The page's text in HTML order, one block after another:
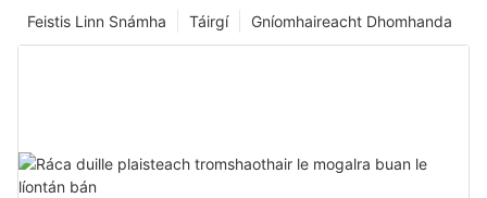
Gníomhaireacht Dhomhanda
Táirgí
Feistis Linn Snámha